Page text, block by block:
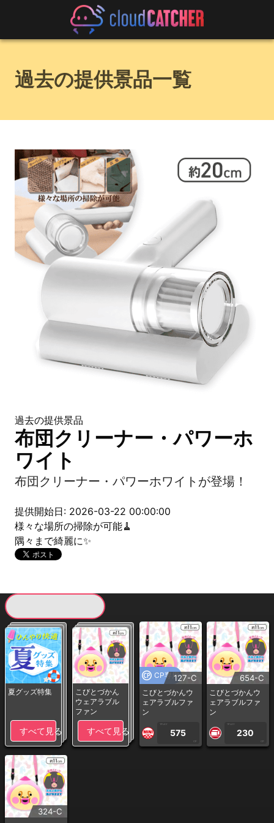
過去の提供景品一覧
過去の提供景品
布団クリーナー・パワーホ
ワイト
布団クリーナー・パワーホワイトが登場！
提供開始日: 2026-03-22 00:00:00
様々な場所の掃除が可能🧹
隅々まで綺麗に✨
夏グッズ特集
すべて見る
こびとづかん
ウェアラブル
ファン
すべて見る
CP専用127-C
こびとづかんウ
ェアラブルファ
ン
1PLAY
575
CP
654-C
こびとづかんウ
ェアラブルファ
ン
1PLAY
230
CP
324-C